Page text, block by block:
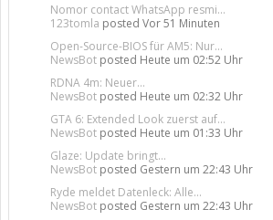
Nomor contact WhatsApp resmi...
123tomla posted Vor 51 Minuten
Open-Source-BIOS für AM5: Nur...
NewsBot posted Heute um 02:52 Uhr
RDNA 4m: Neuer...
NewsBot posted Heute um 02:32 Uhr
GTA 6: Extended Look zuerst auf...
NewsBot posted Heute um 01:33 Uhr
Glaze: Update bringt...
NewsBot posted Gestern um 22:43 Uhr
Ryde meldet Datenleck: Alle...
NewsBot posted Gestern um 22:43 Uhr